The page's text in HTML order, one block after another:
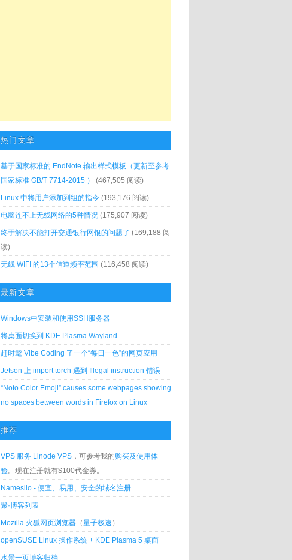
热门文章
基于国家标准的 EndNote 输出样式模板（更新至参考
国家标准 GB/T 7714-2015 ）
(467,505 阅读)
Linux 中将用户添加到组的指令 (193,176 阅读)
电脑连不上无线网络的5种情况 (175,907 阅读)
终于解决不能打开交通银行网银的问题了 (169,188 阅
读)
无线 WIFI 的13个信道频率范围 (116,458 阅读)
最新文章
Windows中安装和使用SSH服务器
将桌面切换到 KDE Plasma Wayland
赶时髦 Vibe Coding 了一个“每日一色”的网页应用
Jetson 上 import torch 遇到 Illegal instruction 错误
“Noto Color Emoji” causes some webpages showing
no spaces between words in Firefox on Linux
推荐
VPS 服务 Linode VPS ，可参考我的购买及使用体
验。现在注册就有$100代金券。
Namesilo - 便宜、易用、安全的域名注册
聚·博客列表
Mozilla 火狐网页浏览器 （量子极速 ）
openSUSE Linux 操作系统 + KDE Plasma 5 桌面
水景一页博客归档